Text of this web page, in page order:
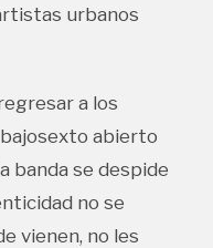
urbanos
a los
abierto
banda se despide
no se
vienen, no les